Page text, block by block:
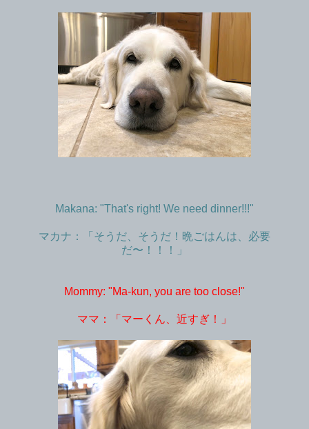
Makana: "That's right! We need dinner!!!"
マカナ：「そうだ、そうだ！晩ごはんは、必要
だ〜！！！」
Mommy: "Ma-kun, you are too close!"
ママ：「マーくん、近すぎ！」